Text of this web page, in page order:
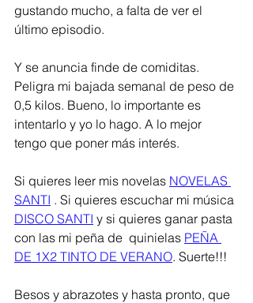
gustando mucho, a falta de ver el
último episodio.
Y se anuncia finde de comiditas.
Peligra mi bajada semanal de peso de
0,5 kilos. Bueno, lo importante es
intentarlo y yo lo hago. A lo mejor
tengo que poner más interés.
Si quieres leer mis novelas NOVELAS
SANTI . Si quieres escuchar mi música
DISCO SANTI y si quieres ganar pasta
con las mi peña de  quinielas PEÑA
DE 1X2 TINTO DE VERANO. Suerte!!!
Besos y abrazotes y hasta pronto, que